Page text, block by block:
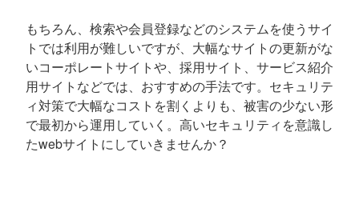
もちろん、検索や会員登録などのシステムを使うサイ
トでは利用が難しいですが、大幅なサイトの更新がな
いコーポレートサイトや、採用サイト、サービス紹介
用サイトなどでは、おすすめの手法です。セキュリテ
ィ対策で大幅なコストを割くよりも、被害の少ない形
で最初から運用していく。高いセキュリティを意識し
たwebサイトにしていきませんか？